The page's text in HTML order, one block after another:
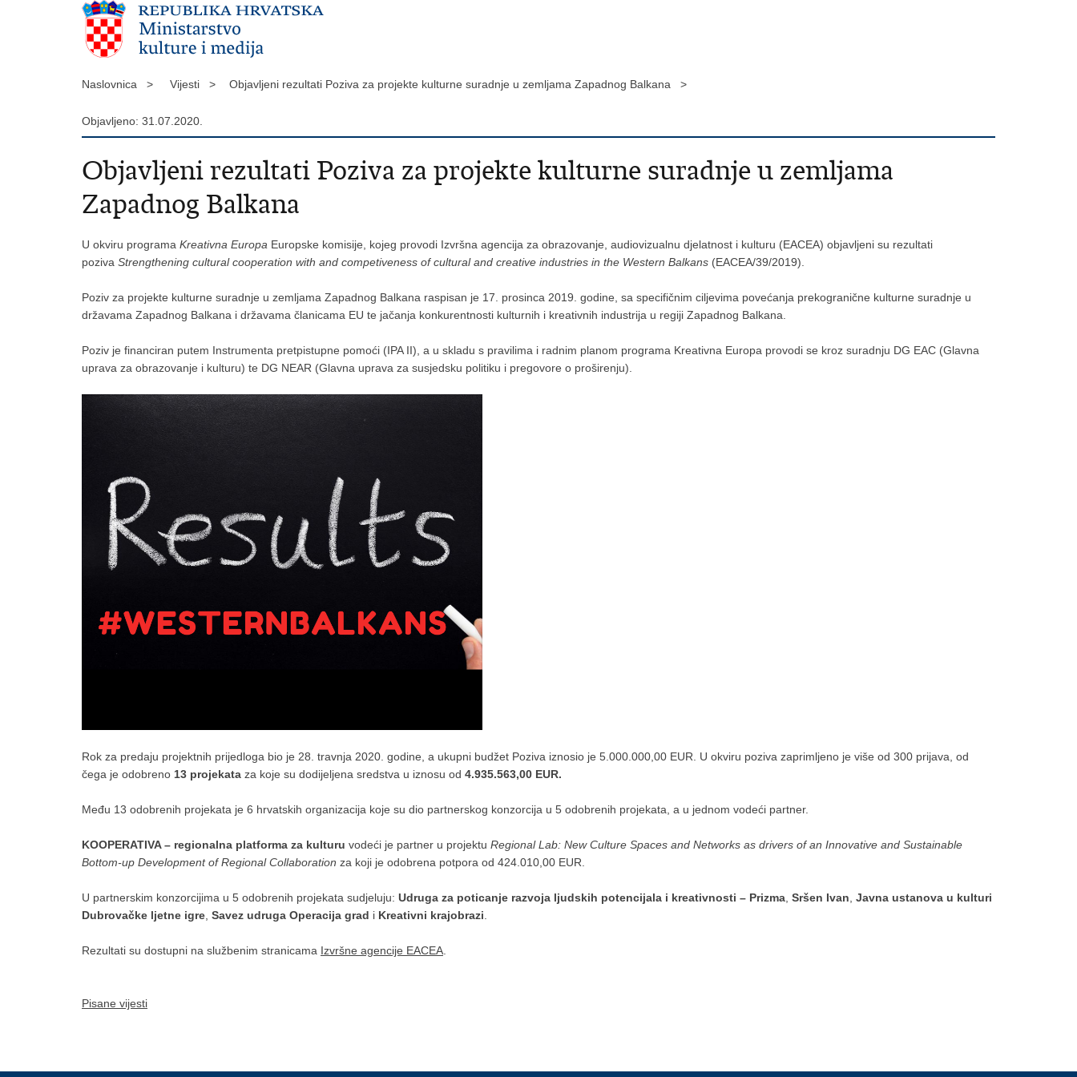
Naslovnica > Vijesti > Objavljeni rezultati Poziva za projekte kulturne suradnje u zemljama Zapadnog Balkana >
Objavljeno: 31.07.2020.
Objavljeni rezultati Poziva za projekte kulturne suradnje u zemljama
Zapadnog Balkana
U okviru programa Kreativna Europa Europske komisije, kojeg provodi Izvršna agencija za obrazovanje, audiovizualnu djelatnost i kulturu (EACEA) objavljeni su rezultati
poziva Strengthening cultural cooperation with and competiveness of cultural and creative industries in the Western Balkans (EACEA/39/2019).
Poziv za projekte kulturne suradnje u zemljama Zapadnog Balkana raspisan je 17. prosinca 2019. godine, sa specifičnim ciljevima povećanja prekogranične kulturne suradnje u
državama Zapadnog Balkana i državama članicama EU te jačanja konkurentnosti kulturnih i kreativnih industrija u regiji Zapadnog Balkana.
Poziv je financiran putem Instrumenta pretpistupne pomoći (IPA II), a u skladu s pravilima i radnim planom programa Kreativna Europa provodi se kroz suradnju DG EAC (Glavna
uprava za obrazovanje i kulturu) te DG NEAR (Glavna uprava za susjedsku politiku i pregovore o proširenju).
Rok za predaju projektnih prijedloga bio je 28. travnja 2020. godine, a ukupni budžet Poziva iznosio je 5.000.000,00 EUR. U okviru poziva zaprimljeno je više od 300 prijava, od
čega je odobreno 13 projekata za koje su dodijeljena sredstva u iznosu od 4.935.563,00 EUR.
Među 13 odobrenih projekata je 6 hrvatskih organizacija koje su dio partnerskog konzorcija u 5 odobrenih projekata, a u jednom vodeći partner.
KOOPERATIVA – regionalna platforma za kulturu vodeći je partner u projektu Regional Lab: New Culture Spaces and Networks as drivers of an Innovative and Sustainable
Bottom-up Development of Regional Collaboration za koji je odobrena potpora od 424.010,00 EUR.
U partnerskim konzorcijima u 5 odobrenih projekata sudjeluju: Udruga za poticanje razvoja ljudskih potencijala i kreativnosti – Prizma Sršen Ivan Javna ustanova u kulturi
Dubrovačke ljetne igre Savez udruga Operacija grad i Kreativni krajobrazi
Rezultati su dostupni na službenim stranicama Izvršne agencije EACEA
Pisane vijesti